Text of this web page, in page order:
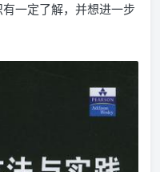
一定了解，并想进一步